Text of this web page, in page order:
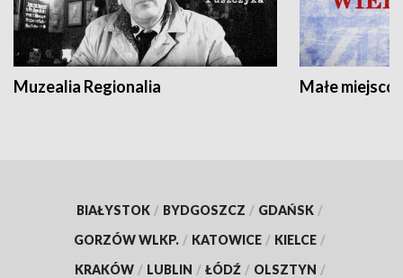
Muzealia Regionalia Małe
BIAŁYSTOK / BYDGOSZCZ / GDAŃSK /
GORZÓW WLKP. / KATOWICE / KIELCE /
KRAKÓW / LUBLIN / ŁÓDŹ / OLSZTYN /